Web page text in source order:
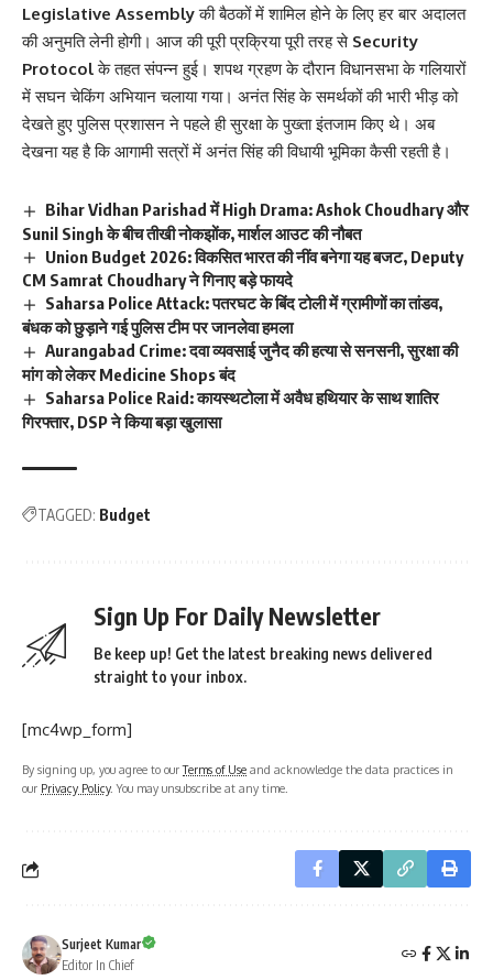
Legislative Assemblyकी बैठकों में शामिल होने के लिए हर बार अदालत
की अनुमति लेनी होगी। आज की पूरी प्रक्रिया पूरी तरह से Security
Protocolके तहत संपन्न हुई। शपथ ग्रहण के दौरान विधानसभा के गलियारों
में सघन चेकिंग अभियान चलाया गया। अनंत सिंह के समर्थकों की भारी भीड़ को
देखते हुए पुलिस प्रशासन ने पहले ही सुरक्षा के पुख्ता इंतजाम किए थे। अब
देखना यह है कि आगामी सत्रों में अनंत सिंह की विधायी भूमिका कैसी रहती है।
Bihar Vidhan Parishad में High Drama: Ashok Choudhary और
Sunil Singh के बीच तीखी नोकझोंक, मार्शल आउट की नौबत
Union Budget 2026: विकसित भारत की नींव बनेगा यह बजट, Deputy
CM Samrat Choudhary ने गिनाए बड़े फायदे
Saharsa Police Attack: पतरघट के बिंद टोली में ग्रामीणों का तांडव,
बंधक को छुड़ाने गई पुलिस टीम पर जानलेवा हमला
Aurangabad Crime: दवा व्यवसाई जुनैद की हत्या से सनसनी, सुरक्षा की
मांग को लेकर Medicine Shops बंद
Saharsa Police Raid: कायस्थटोला में अवैध हथियार के साथ शातिर
गिरफ्तार, DSP ने किया बड़ा खुलासा
TAGGED: Budget
Sign Up For Daily Newsletter
Be keep up! Get the latest breaking news delivered
straight to your inbox.
[mc4wp_form]
By signing up, you agree to ourTerms of Use and acknowledge the data practices in
our Privacy Policy. You may unsubscribe at any time.
Surjeet Kumar
Editor In Chief